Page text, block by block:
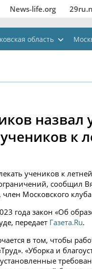
News‑life.org
область
назвал
к
учеников к
сообщил
Московского
года закон «Об
передает Газета.Ru.
в том, чтобы
«Уборка и